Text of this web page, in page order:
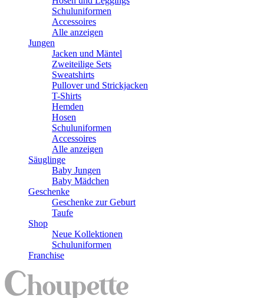
Schuluniformen
Accessoires
Alle anzeigen
Jungen
Jacken und Mäntel
Zweiteilige Sets
Sweatshirts
Pullover und Strickjacken
T-Shirts
Hemden
Hosen
Schuluniformen
Accessoires
Alle anzeigen
Säuglinge
Baby Jungen
Baby Mädchen
Geschenke
Geschenke zur Geburt
Taufe
Shop
Neue Kollektionen
Schuluniformen
Franchise